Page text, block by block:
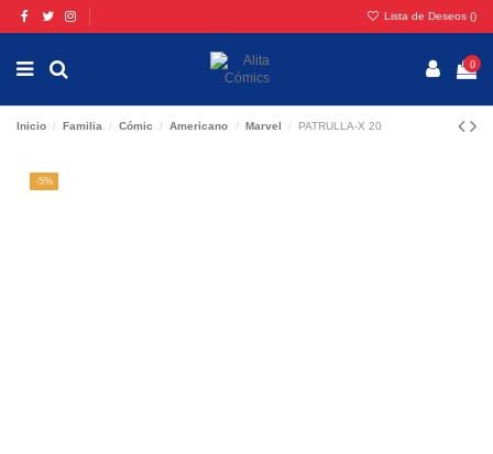
Lista de Deseos ()
0
Inicio Familia Cómic Americano Marvel PATRULLA-X 20
-5%